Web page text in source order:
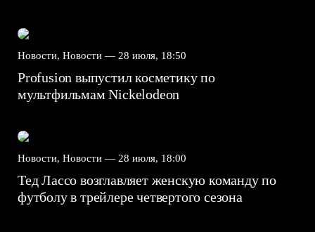
Новости, Новости — 28 июля, 18:50
Profusion выпустил косметику по
мультфильмам Nickelodeon
Новости, Новости — 28 июля, 18:00
Тед Лассо возглавляет женскую команду по
футболу в трейлере четвертого сезона